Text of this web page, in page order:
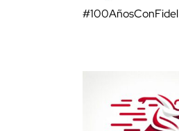
#100AñosConFidel